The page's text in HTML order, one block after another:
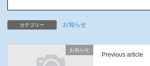
カテゴリー お知らせ
お知らせ
Previous article